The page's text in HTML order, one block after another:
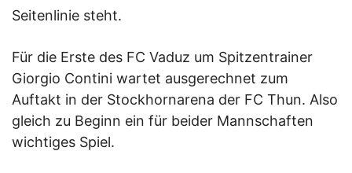
Seitenlinie steht.
Für die Erste des FC Vaduz um Spitzentrainer
Giorgio Contini wartet ausgerechnet zum
Auftakt in der Stockhornarena der FC Thun. Also
gleich zu Beginn ein für beider Mannschaften
wichtiges Spiel.